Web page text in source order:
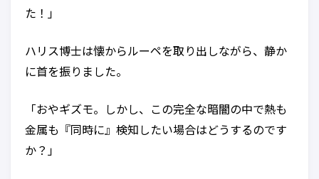
た！」
ハリス博士は懐からルーペを取り出しながら、静か
に首を振りました。
「おやギズモ。しかし、この完全な暗闇の中で熱も
金属も『同時に』検知したい場合はどうするのです
か？」